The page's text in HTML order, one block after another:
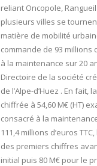
reliant Oncopole,
plusieurs villes se
matière de mobilité
commande de 93 millions
à la maintenance sur 20
Directoire de la société
de l’Alpe-d’Huez . En
chiffrée à 54,60 M€ (HT)
consacré à la
111,4 millions d’euros
des premiers chiffres
initial puis 80 M€ pour le